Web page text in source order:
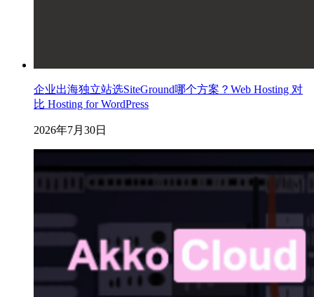
企业出海独立站选SiteGround哪个方案？Web Hosting 对
比 Hosting for WordPress
2026年7月30日